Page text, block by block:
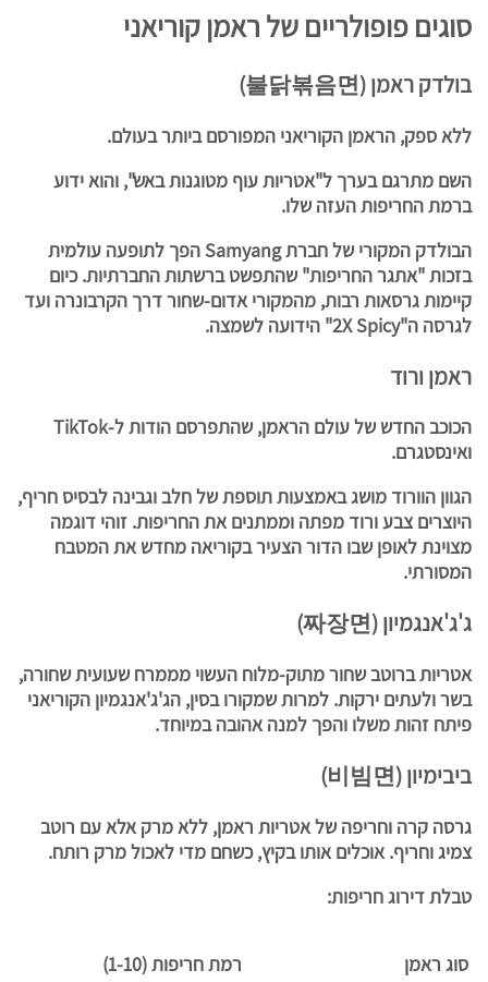
סוגים פופולריים של ראמן קוריאני
בולדק ראמן (불닭볶음면)
ללא ספק, הראמן הקוריאני המפורסם ביותר בעולם.
השם מתרגם בערך ל"אטריות עוף מטוגנות באש", והוא ידוע
ברמת החריפות העזה שלו.
הבולדק המקורי של חברת Samyang הפך לתופעה עולמית
בזכות "אתגר החריפות" שהתפשט ברשתות החברתיות. כיום
קיימות גרסאות רבות, מהמקורי אדום-שחור דרך הקרבונרה ועד
לגרסה ה"2X Spicy" הידועה לשמצה.
ראמן ורוד
הכוכב החדש של עולם הראמן, שהתפרסם הודות ל-TikTok
ואינסטגרם.
הגוון הוורוד מושג באמצעות תוספת של חלב וגבינה לבסיס חריף,
היוצרים צבע ורוד מפתה וממתנים את החריפות. זוהי דוגמה
מצוינת לאופן שבו הדור הצעיר בקוריאה מחדש את המטבח
המסורתי.
ג'ג'אנגמיון (짜장면)
אטריות ברוטב שחור מתוק-מלוח העשוי מממרח שעועית שחורה,
בשר ולעתים ירקות. למרות שמקורו בסין, הג'ג'אנגמיון הקוריאני
פיתח זהות משלו והפך למנה אהובה במיוחד.
ביבימיון (비빔면)
גרסה קרה וחריפה של אטריות ראמן, ללא מרק אלא עם רוטב
צמיג וחריף. אוכלים אותו בקיץ, כשחם מדי לאכול מרק רותח.
טבלת דירוג חריפות:
סוג ראמן רמת חריפות (1-10)